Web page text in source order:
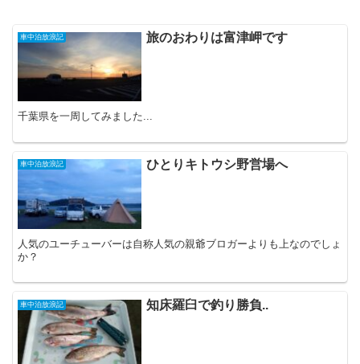
車中泊放浪記 旅のおわりは富津岬です
千葉県を一周してみました...
車中泊放浪記 ひとりキトウシ野営場へ
人気のユーチューバーは自称人気の親爺ブロガーよりも上なのでしょ
か？
車中泊放浪記 知床羅臼で釣り勝負..